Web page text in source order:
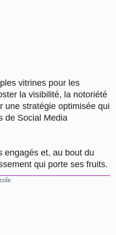
vitrines pour les
la visibilité, la notoriété
une stratégie optimisée qui
de Social Media
engagés et, au bout du
qui porte ses fruits.